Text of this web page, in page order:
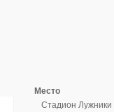
Место
Стадион Лужники